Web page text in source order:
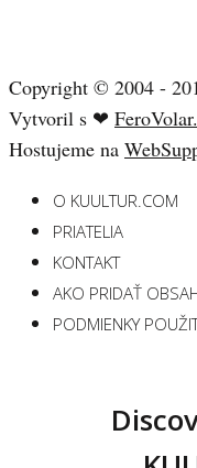
Copyright © 2004 -
Vytvoril s ❤
Hostujeme na
O KUULTUR.COM
PRIATELIA
KONTAKT
AKO PRIDAŤ
PODMIENKY